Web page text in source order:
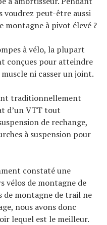
voudrez peut-être aussi
montagne à pivot élevé ?
à vélo, la plupart
conçues pour atteindre
ni casser un joint.
traditionnellement
d’un VTT tout
de rechange,
à suspension pour
constaté une
vélos de montagne de
de montagne de trail ne
nous avons donc
lequel est le meilleur.